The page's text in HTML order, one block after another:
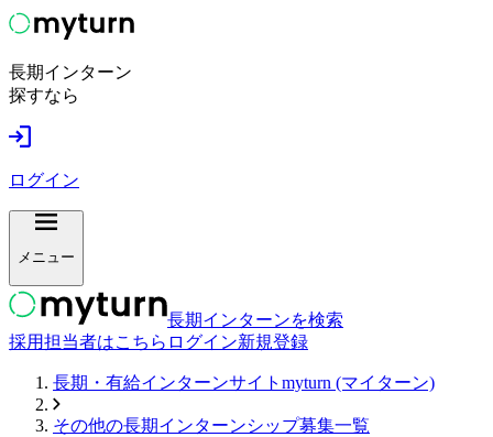
長期インターン
探すなら
ログイン
メニュー
長期インターンを検索
採用担当者はこちら ログイン新規登録
長期・有給インターンサイトmyturn (マイターン)
その他の長期インターンシップ募集一覧